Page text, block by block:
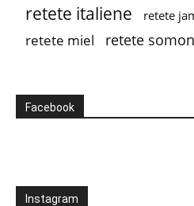
retete italiene retete
retete miel retete somon
Facebook
Instagram